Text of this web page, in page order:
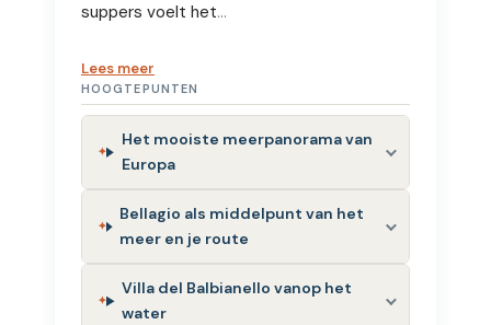
suppers voelt het…
Lees meer
HOOGTEPUNTEN
Het mooiste meerpanorama van
Europa
Bellagio als middelpunt van het
meer en je route
Villa del Balbianello vanop het
water